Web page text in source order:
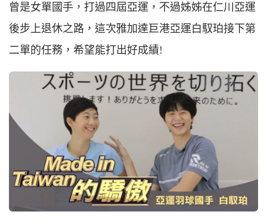
曾是女單國手，打過四屆亞運，不過姊姊在仁川亞運
後步上退休之路，這次雅加達巨港亞運白馭珀接下第
二單的任務，希望能打出好成績!